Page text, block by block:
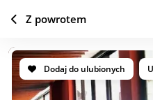
Dodaj do ulubionych
Z powrotem